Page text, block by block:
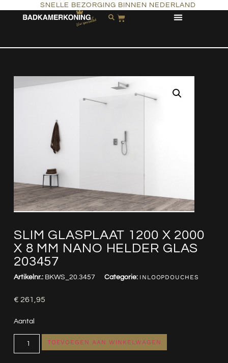
SNELLE BEZORGING BINNEN NEDERLAND
SLIM GLASPLAAT 1200 X 2000
X 8 MM NANO HELDER GLAS
203457
Artikelnr.: BKWS_20.3457 Categorie: INLOOPDOUCHES
€ 261,95
Aantal
TOEVOEGEN AAN WINKELWAGEN